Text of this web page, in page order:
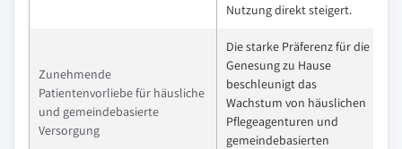
Nutzung direkt steigert.
Zunehmende
Patientenvorliebe für häusliche
und gemeindebasierte
Versorgung
Die starke Präferenz für die
Genesung zu Hause
beschleunigt das
Wachstum von häuslichen
Pflegeagenturen und
gemeindebasierten